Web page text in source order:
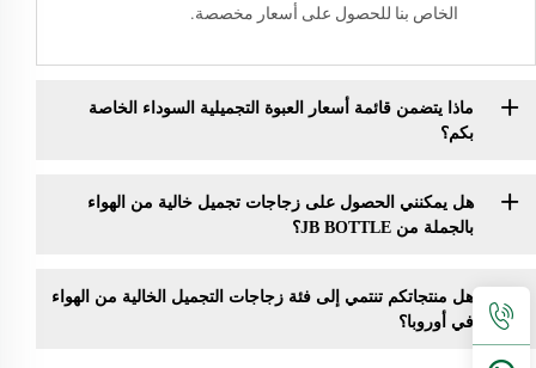
الخاص بنا للحصول على أسعار مخصصة.
ماذا يتضمن قائمة أسعار العبوة التجميلية السوداء الخاصة
بكم؟
هل يمكنني الحصول على زجاجات تجميل خالية من الهواء
بالجملة من JB BOTTLE؟
هل منتجاتكم تنتمي إلى فئة زجاجات التجميل الخالية من الهواء
في أوروبا؟